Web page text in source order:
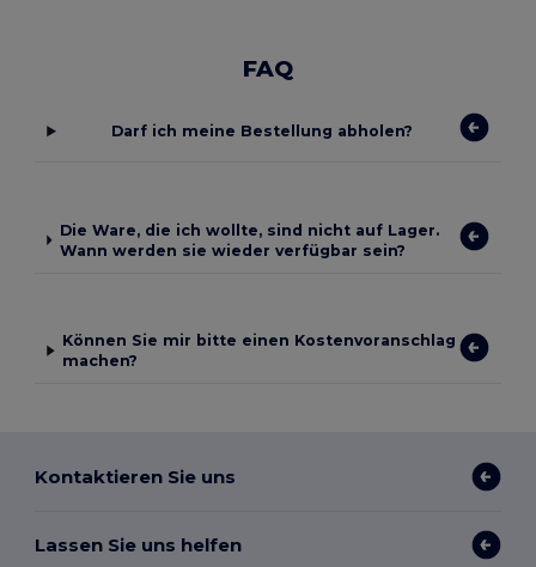
FAQ
Darf ich meine Bestellung abholen?
Die Ware, die ich wollte, sind nicht auf Lager.
Wann werden sie wieder verfügbar sein?
Können Sie mir bitte einen Kostenvoranschlag
machen?
Kontaktieren Sie uns
Lassen Sie uns helfen